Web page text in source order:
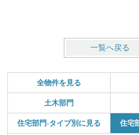
一覧へ戻る
全物件を見る
土木部門
住宅部門-タイプ別に見る 住宅